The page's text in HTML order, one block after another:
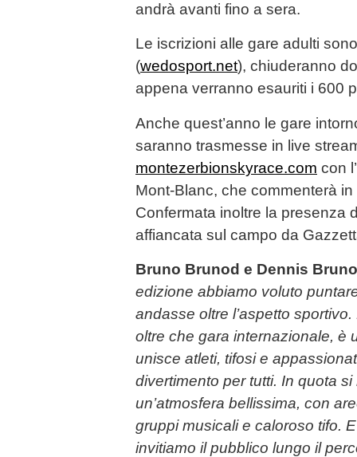
andrà avanti fino a sera.
Le iscrizioni alle gare adulti
(wedosport.net), chiuderanno
appena verranno esauriti i 600
Anche quest’anno le gare
saranno trasmesse in live
montezerbionskyrace.com con
Mont-Blanc, che commenterà
Confermata inoltre la presenza
affiancata sul campo da
Bruno Brunod e Dennis
edizione abbiamo voluto
andasse oltre l’aspetto
oltre che gara internazionale, è
unisce atleti, tifosi e
divertimento per tutti. In quota
un’atmosfera bellissima, con
gruppi musicali e caloroso tifo.
invitiamo il pubblico lungo il